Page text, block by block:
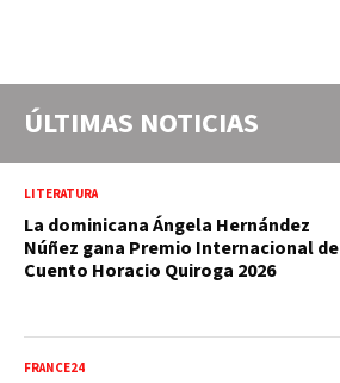
ÚLTIMAS NOTICIAS
LITERATURA
La dominicana Ángela Hernández
Núñez gana Premio Internacional de
Cuento Horacio Quiroga 2026
FRANCE24